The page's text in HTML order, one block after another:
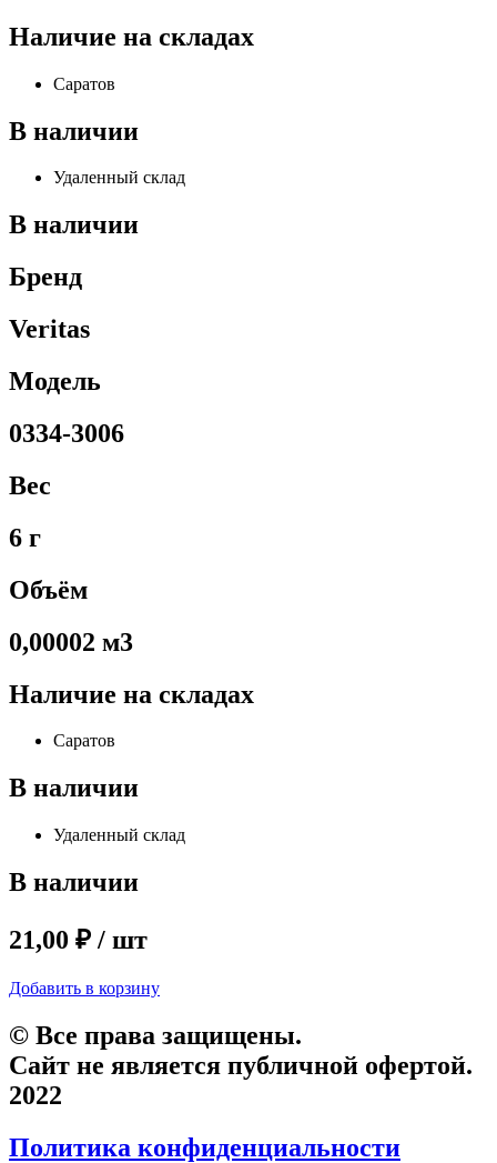
Наличие на складах
Саратов
В наличии
Удаленный склад
В наличии
Бренд
Veritas
Модель
0334-3006
Вес
6 г
Объём
0,00002 м3
Наличие на складах
Саратов
В наличии
Удаленный склад
В наличии
21,00 ₽ / шт
Добавить в корзину
© Все права защищены.
Сайт не является публичной офертой.
2022
Политика конфиденциальности